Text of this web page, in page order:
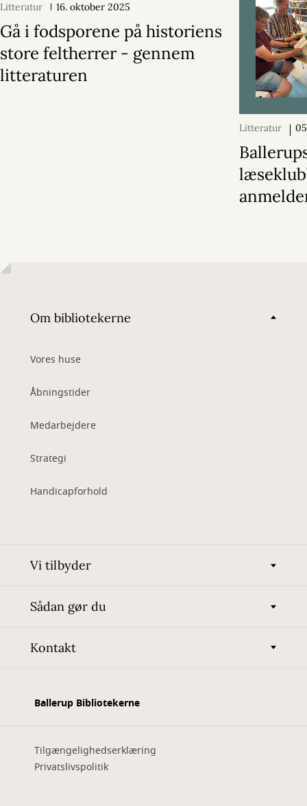
Litteratur 16. oktober 2025
Gå i fodsporene på historiens
store feltherrer - gennem
litteraturen
Litteratur
2025
Om bibliotekerne
Vores huse
Åbningstider
Medarbejdere
Strategi
Handicapforhold
Vi tilbyder
Sådan gør du
Kontakt
Ballerup Bibliotekerne
Tilgængelighedserklæring
Privatslivspolitik